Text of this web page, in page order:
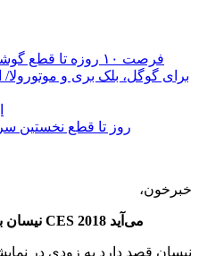
فرصت ۱۰ روزه تا
برای گوگل، بلک بری و
12 روز تا قطع
خبرخون،
نیسان با فناوری‌های هوشمند به نمایشگاه CES 2018 می‌آید